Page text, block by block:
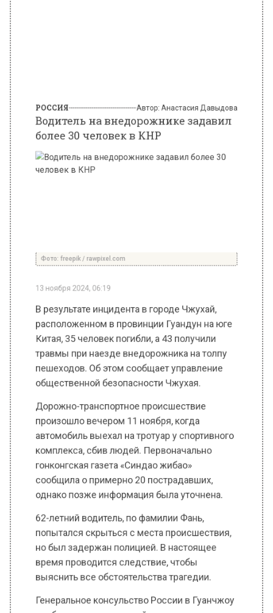
В результате инцидента в городе Чжухай,
расположенном в провинции Гуандун на юге
Китая, 35 человек погибли, а 43 получили
травмы при наезде внедорожника на толпу
пешеходов. Об этом сообщает управление
общественной безопасности Чжухая.
Дорожно-транспортное происшествие
автомобиль выехал на тротуар у спортивного
комплекса, сбив людей. Первоначально
гонконгская газета «Синдао жибао»
сообщила о примерно 20 пострадавших,
однако позже информация была уточнена.
62-летний водитель, по фамилии Фань,
попытался скрыться с места происшествия,
но был задержан полицией. В настоящее
время проводится следствие, чтобы
выяснить все обстоятельства трагедии.
Генеральное консульство России в Гуанчжоу